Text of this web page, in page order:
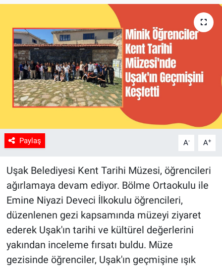
Paylaş A- A+
Uşak Belediyesi Kent Tarihi Müzesi, öğrencileri
ağırlamaya devam ediyor. Bölme Ortaokulu ile
Emine Niyazi Deveci İlkokulu öğrencileri,
düzenlenen gezi kapsamında müzeyi ziyaret
ederek Uşak'ın tarihi ve kültürel değerlerini
yakından inceleme fırsatı buldu. Müze
gezisinde öğrenciler, Uşak'ın geçmişine ışık
Spor
Uşak Haberleri